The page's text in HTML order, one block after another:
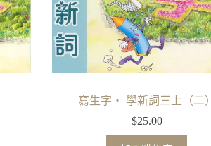
寫生字‧ 學新詞三上（二）
$25.00